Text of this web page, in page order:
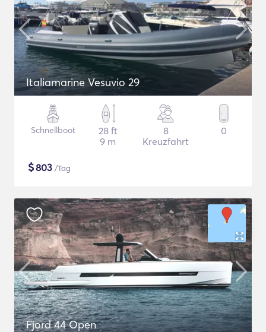
Italiamarine Vesuvio 29
Schnellboot
28 ft
9 m
8
Kreuzfahrt
0
$803 /Tag
Fjord 44 Open